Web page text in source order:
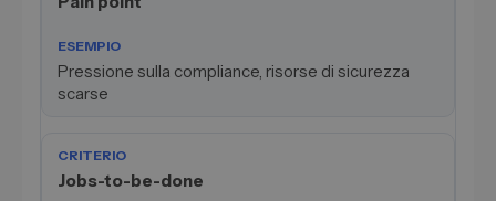
Pressione sulla compliance, risorse di sicurezza
scarse
Jobs-to-be-done